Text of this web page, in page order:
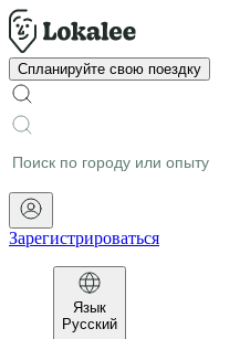
Спланируйте свою поездку
Зарегистрироваться
Язык
Русский